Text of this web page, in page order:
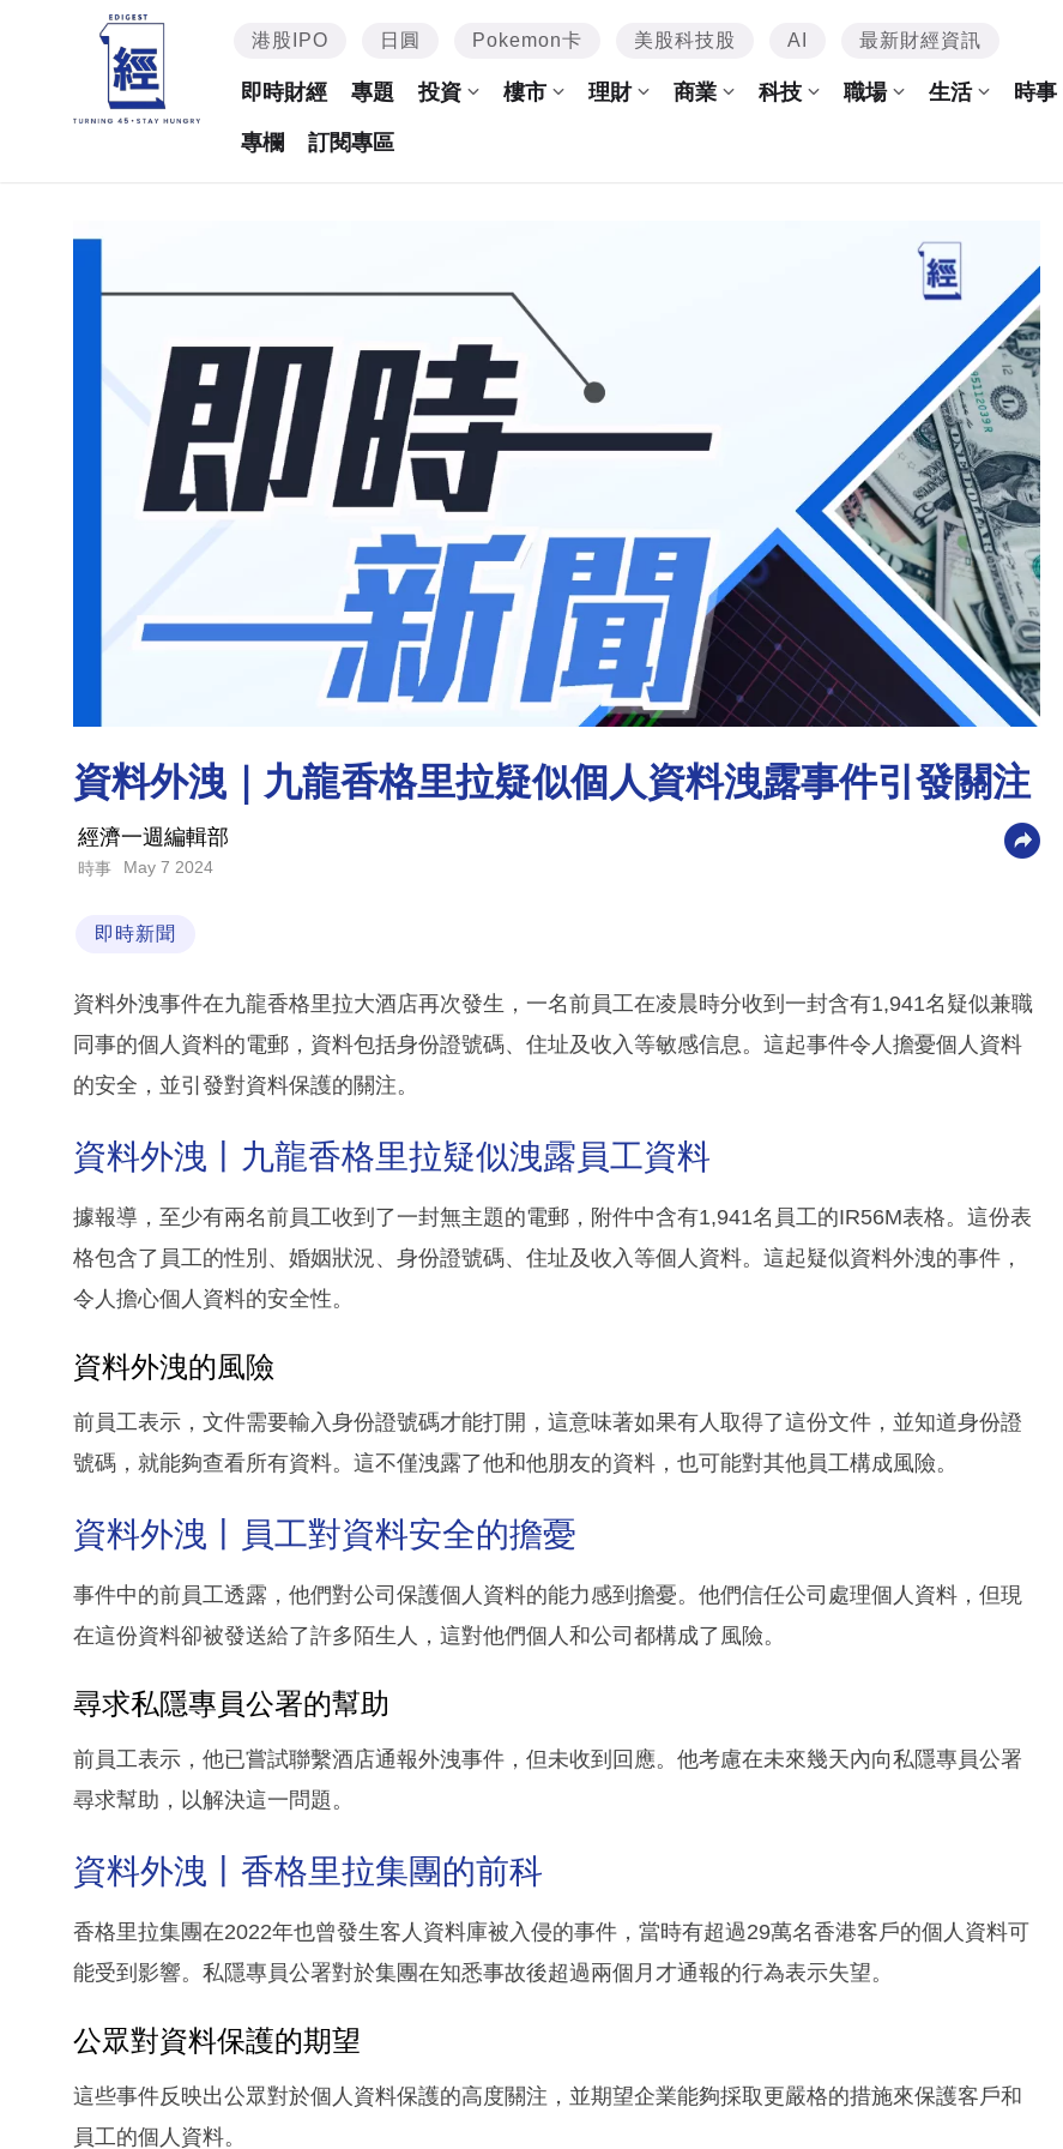
港股IPO 日圓 Pokemon卡 美股科技股 AI 最新財經資訊
即時財經 專題 投資 樓市 理財 商業 科技 職場 生活 時事
專欄 訂閱專區
資料外洩｜九龍香格里拉疑似個人資料洩露事件引發關注
經濟一週編輯部
時事 May 7 2024
即時新聞
資料外洩事件在九龍香格里拉大酒店再次發生，一名前員工在凌晨時分收到一封含有1,941名疑似兼職
同事的個人資料的電郵，資料包括身份證號碼、住址及收入等敏感信息。這起事件令人擔憂個人資料
的安全，並引發對資料保護的關注。
資料外洩丨九龍香格里拉疑似洩露員工資料
據報導，至少有兩名前員工收到了一封無主題的電郵，附件中含有1,941名員工的IR56M表格。這份表
格包含了員工的性別、婚姻狀況、身份證號碼、住址及收入等個人資料。這起疑似資料外洩的事件，
令人擔心個人資料的安全性。
資料外洩的風險
前員工表示，文件需要輸入身份證號碼才能打開，這意味著如果有人取得了這份文件，並知道身份證
號碼，就能夠查看所有資料。這不僅洩露了他和他朋友的資料，也可能對其他員工構成風險。
資料外洩丨員工對資料安全的擔憂
事件中的前員工透露，他們對公司保護個人資料的能力感到擔憂。他們信任公司處理個人資料，但現
在這份資料卻被發送給了許多陌生人，這對他們個人和公司都構成了風險。
尋求私隱專員公署的幫助
前員工表示，他已嘗試聯繫酒店通報外洩事件，但未收到回應。他考慮在未來幾天內向私隱專員公署
尋求幫助，以解決這一問題。
資料外洩丨香格里拉集團的前科
香格里拉集團在2022年也曾發生客人資料庫被入侵的事件，當時有超過29萬名香港客戶的個人資料可
能受到影響。私隱專員公署對於集團在知悉事故後超過兩個月才通報的行為表示失望。
公眾對資料保護的期望
這些事件反映出公眾對於個人資料保護的高度關注，並期望企業能夠採取更嚴格的措施來保護客戶和
員工的個人資料。